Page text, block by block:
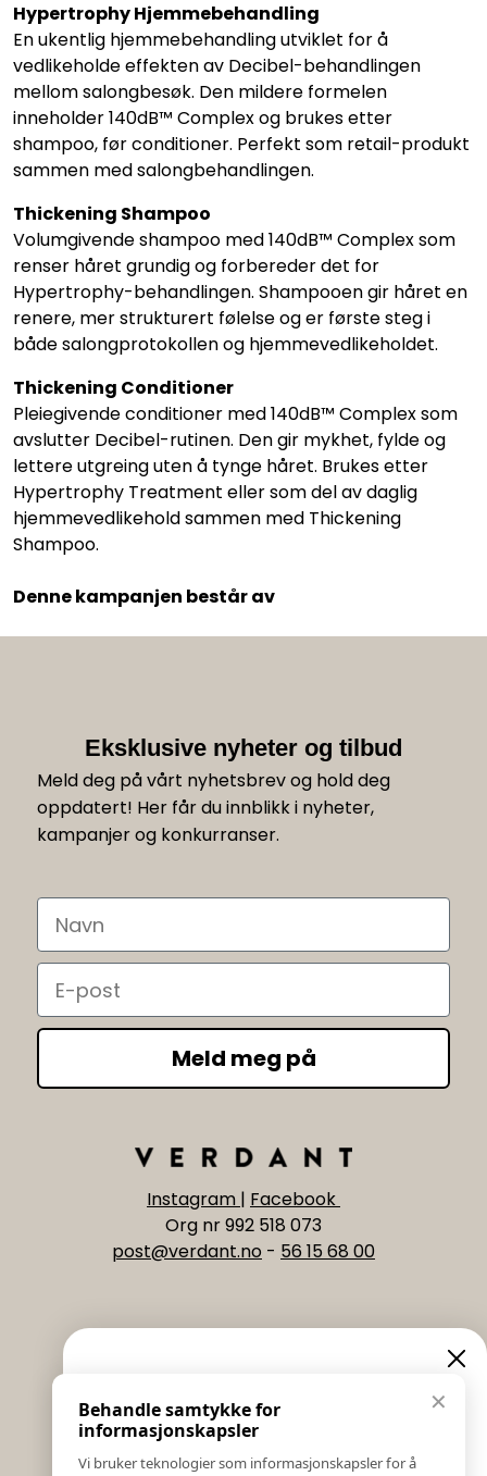
Hypertrophy Hjemmebehandling
En ukentlig hjemmebehandling utviklet for å
vedlikeholde effekten av Decibel-behandlingen
mellom salongbesøk. Den mildere formelen
inneholder 140dB™ Complex og brukes etter
shampoo, før conditioner. Perfekt som retail-produkt
sammen med salongbehandlingen.
Thickening Shampoo
Volumgivende shampoo med 140dB™ Complex som
renser håret grundig og forbereder det for
Hypertrophy-behandlingen. Shampooen gir håret en
renere, mer strukturert følelse og er første steg i
både salongprotokollen og hjemmevedlikeholdet.
Thickening Conditioner
Pleiegivende conditioner med 140dB™ Complex som
avslutter Decibel-rutinen. Den gir mykhet, fylde og
lettere utgreing uten å tynge håret. Brukes etter
Hypertrophy Treatment eller som del av daglig
hjemmevedlikehold sammen med Thickening
Shampoo.
Denne kampanjen består av
Eksklusive nyheter og tilbud
Meld deg på vårt nyhetsbrev og hold deg
oppdatert! Her får du innblikk i nyheter,
kampanjer og konkurranser.
Navn
Email
Meld meg på
Instagram | Facebook
Org nr 992 518 073
post@verdant.no - 56 15 68 00
Informasjon
Salgs & Leveringsbetingelser
Registrer reklamasjon eller retur
✕
Behandle samtykke for
informasjonskapsler
Vi bruker teknologier som informasjonskapsler for å
Eksklusive nyheter og
tilbud